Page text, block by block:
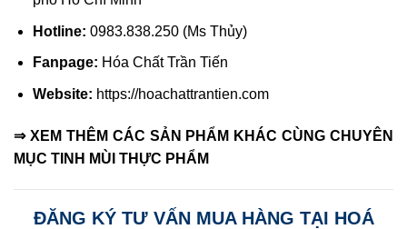
Hotline: 0983.838.250 (Ms Thủy)
Fanpage: Hóa Chất Trần Tiến
Website: https://hoachattrantien.com
⇒ XEM THÊM CÁC SẢN PHẨM KHÁC CÙNG CHUYÊN
MỤC TINH MÙI THỰC PHẨM
ĐĂNG KÝ TƯ VẤN MUA HÀNG TẠI HOÁ